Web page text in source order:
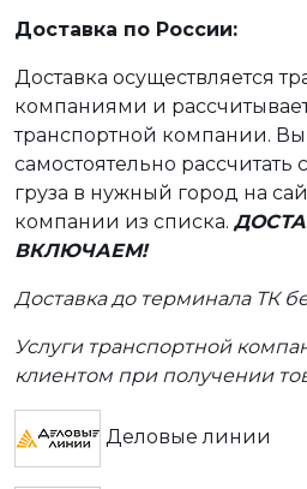
Доставка по России:
Доставка осуществляется
компаниями и
транспортной компании.
самостоятельно рассчитать
груза в нужный город на
компании из списка.
ВКЛЮЧАЕМ!
Доставка до терминала ТК
Услуги транспортной
клиентом при получении
Деловые линии